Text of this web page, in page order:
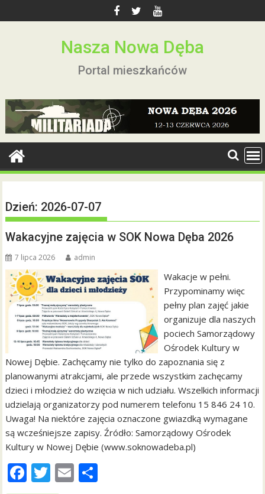
to
Nasza Nowa Dęba
Portal mieszkańców
Dzień: 2026-07-07
Wakacyjne zajęcia w SOK Nowa Dęba 2026
7 lipca 2026 admin
Wakacje w pełni.
Przypominamy więc
pełny plan zajęć jakie
organizuje dla naszych
pociech Samorządowy
Ośrodek Kultury w
Nowej Dębie. Zachęcamy nie tylko do zapoznania się z
planowanymi atrakcjami, ale przede wszystkim zachęcamy
dzieci i młodzież do wzięcia w nich udziału. Wszelkich informacji
udzielają organizatorzy pod numerem telefonu 15 846 24 10.
Uwaga! Na niektóre zajęcia oznaczone gwiazdką wymagane
są wcześniejsze zapisy. Źródło: Samorządowy Ośrodek
Kultury w Nowej Dębie (www.soknowadeba.pl)
F T E